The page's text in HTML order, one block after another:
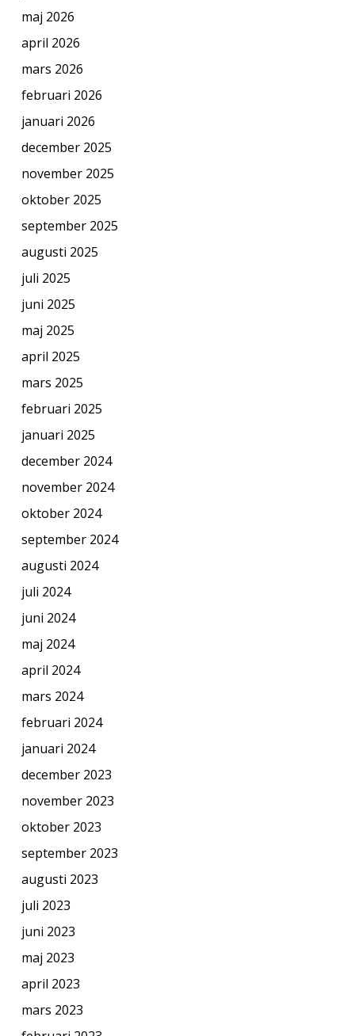
maj 2026
april 2026
mars 2026
februari 2026
januari 2026
december 2025
november 2025
oktober 2025
september 2025
augusti 2025
juli 2025
juni 2025
maj 2025
april 2025
mars 2025
februari 2025
januari 2025
december 2024
november 2024
oktober 2024
september 2024
augusti 2024
juli 2024
juni 2024
maj 2024
april 2024
mars 2024
februari 2024
januari 2024
december 2023
november 2023
oktober 2023
september 2023
augusti 2023
juli 2023
juni 2023
maj 2023
april 2023
mars 2023